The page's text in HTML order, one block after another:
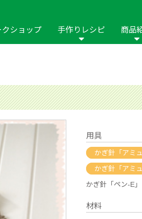
ショップ
2016年 2015年
手作りレシピ 商品
はさみ ソーメニュ パッ
ホビー材料・キット 作品本
用具
かぎ針「アミ
かぎ針「アミ
かぎ針「ペン-E
材料